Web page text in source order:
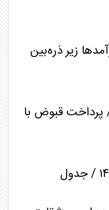
زیر ذره‌بین
پرداخت قبوض با